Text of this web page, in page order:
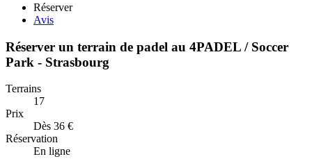
Réserver
Avis
Réserver un terrain de padel au 4PADEL / Soccer
Park - Strasbourg
Terrains
17
Prix
Dès 36 €
Réservation
En ligne